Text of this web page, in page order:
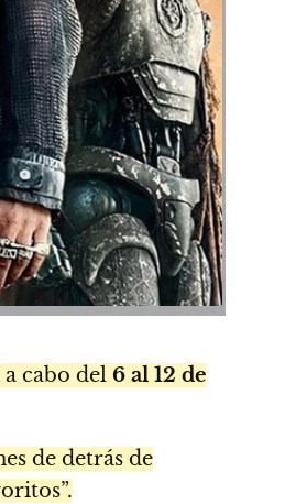
a cabo del 6 al 12 de
de detrás de